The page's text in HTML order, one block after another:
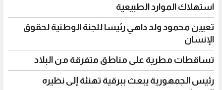
استهلاك الموارد الطبيعية
تعيين محمود ولد داهي رئيسا للجنة الوطنية لحقوق
الإنسان
تساقطات مطرية على مناطق متفرقة من البلاد
رئيس الجمهورية يبعث ببرقية تهنئة إلى نظيره